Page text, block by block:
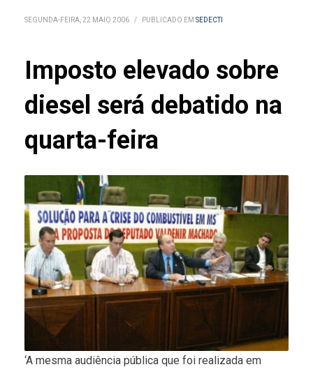
SEGUNDA-FEIRA, 22 MAIO 2006 / PUBLICADO EM SEDECTI
Imposto elevado sobre
diesel será debatido na
quarta-feira
‘A mesma audiência pública que foi realizada em